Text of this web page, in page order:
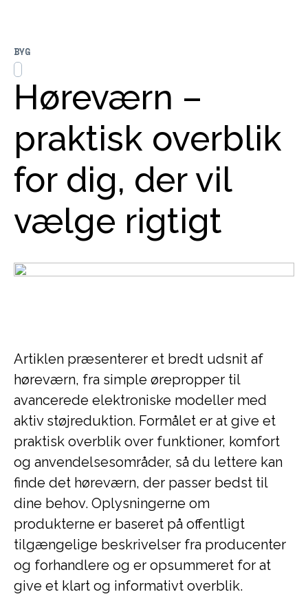
Høreværn –
praktisk overblik
for dig, der vil
vælge rigtigt
BYG
Artiklen præsenterer et bredt udsnit af
høreværn, fra simple ørepropper til
avancerede elektroniske modeller med
aktiv støjreduktion. Formålet er at give et
praktisk overblik over funktioner, komfort
og anvendelsesområder, så du lettere kan
finde det høreværn, der passer bedst til
dine behov. Oplysningerne om
produkterne er baseret på offentligt
tilgængelige beskrivelser fra producenter
og forhandlere og er opsummeret for at
give et klart og informativt overblik.